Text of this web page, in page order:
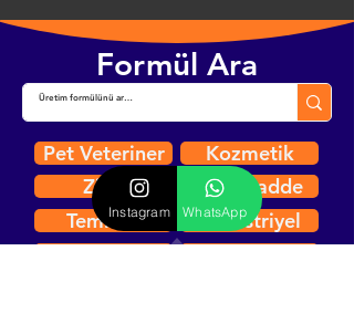
Formül Ara
Pet Veteriner
Kozmetik
Zirai
Hammadde
Temizlik
Endüstriyel
Instagram WhatsApp